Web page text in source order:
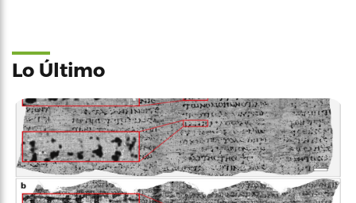
Lo Último